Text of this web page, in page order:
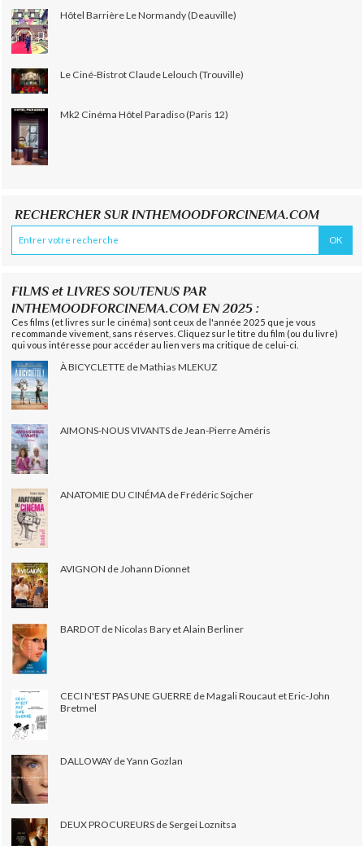
Hôtel Barrière Le Normandy (Deauville)
Le Ciné-Bistrot Claude Lelouch (Trouville)
Mk2 Cinéma Hôtel Paradiso (Paris 12)
RECHERCHER SUR INTHEMOODFORCINEMA.COM
FILMS et LIVRES SOUTENUS PAR
INTHEMOODFORCINEMA.COM EN 2025 :
Ces films (et livres sur le cinéma) sont ceux de l'année 2025 que je vous
recommande vivement, sans réserves. Cliquez sur le titre du film (ou du livre)
qui vous intéresse pour accéder au lien vers ma critique de celui-ci.
À BICYCLETTE de Mathias MLEKUZ
AIMONS-NOUS VIVANTS de Jean-Pierre Améris
ANATOMIE DU CINÉMA de Frédéric Sojcher
AVIGNON de Johann Dionnet
BARDOT de Nicolas Bary et Alain Berliner
CECI N'EST PAS UNE GUERRE de Magali Roucaut et Eric-John
Bretmel
DALLOWAY de Yann Gozlan
DEUX PROCUREURS de Sergei Loznitsa